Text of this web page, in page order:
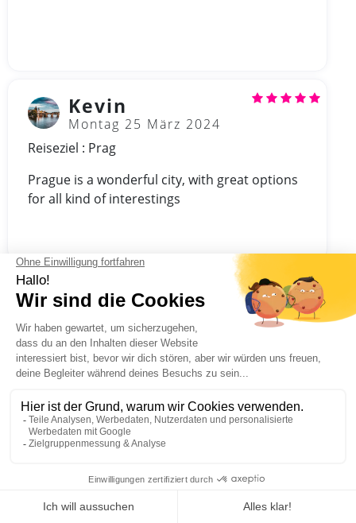
Kevin
Montag 25 März 2024
Reiseziel : Prag
Prague is a wonderful city, with great options
for all kind of interestings
Jürgen
Reiseziel : Budapest
Link to activity : Paintball
good organized
Jürgen
Sonntag 17 März 2024